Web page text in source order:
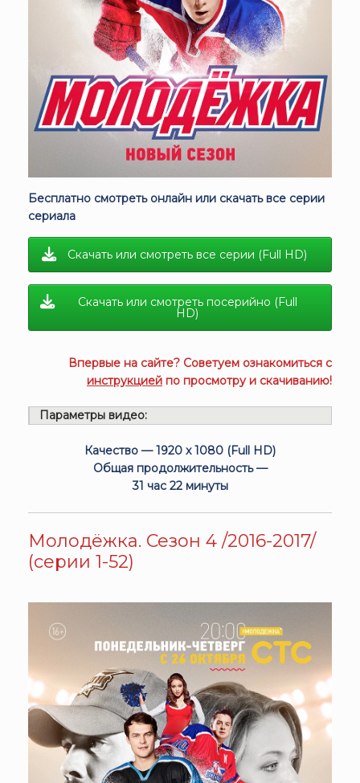
Бесплатно смотреть онлайн или скачать все серии
сериала
Скачать или смотреть все серии (Full HD)
Скачать или смотреть посерийно (Full
HD)
Впервые на сайте? Советуем ознакомиться с
инструкцией по просмотру и скачиванию!
Параметры видео:
Качество — 1920 x 1080 (Full HD)
Общая продолжительность —
31 час 22 минуты
Молодёжка. Сезон 4 /2016-2017/
(серии 1-52)